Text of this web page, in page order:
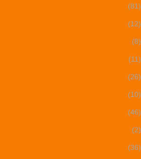
(81)
(12)
(8)
(11)
(26)
(10)
(46)
(2)
(36)